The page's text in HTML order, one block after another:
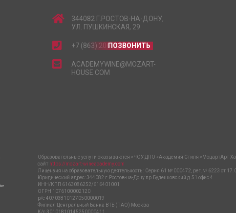
344082 Г.РОСТОВ-НА-ДОНУ,
УЛ. ПУШКИНСКАЯ, 29
+7 (863) 206-15-15
ПОЗВОНИТЬ
ACADEMYWINE@MOZART-
HOUSE.COM
Образовательные услуги оказываются «ЧОУ ДПО «Академия Стиля «МоцартАрт
сайт https://mozart-wineacademy.com
Лицензия на образовательную деятельность : Серия 61 № 000472, рег.№ 6223 от
Юридический адрес: 344082 г.Ростов-на-Дону пр.Буденновский д.51 офис 4
ИНН/КПП 6163086252/616401001
ОГРН 1076100002120
р/с 40703810127050000019
Филиал Центральный Банка ВТБ (ПАО) Москва
К/с 30101810145250000411